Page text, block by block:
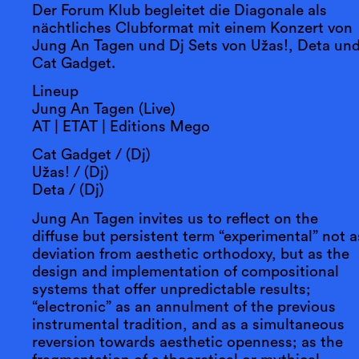
Der Forum Klub begleitet die Diagonale als
nächtliches Clubformat mit einem Konzert von
Jung An Tagen und Dj Sets von Užas!, Deta
Cat Gadget.
Lineup
Jung An Tagen (Live)
AT | ETAT | Editions Mego
Cat Gadget / (Dj)
Užas! / (Dj)
Deta / (Dj)
Jung An Tagen invites us to reflect on the
diffuse but persistent term “experimental” not
deviation from aesthetic orthodoxy, but as the
design and implementation of compositional
systems that offer unpredictable results;
“electronic” as an annulment of the previous
instrumental tradition, and as a simultaneous
reversion towards aesthetic openness; as the